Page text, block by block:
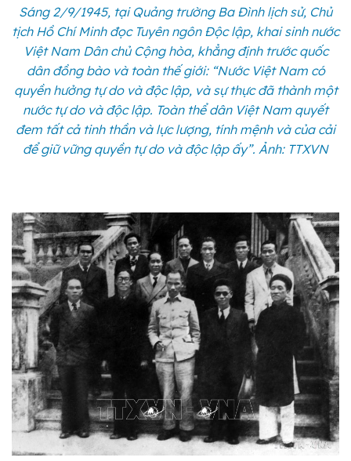
Sáng 2/9/1945, tại Quảng trường Ba Đình lịch sử, Chủ
tịch Hồ Chí Minh đọc Tuyên ngôn Độc lập, khai sinh nước
Việt Nam Dân chủ Cộng hòa, khẳng định trước quốc
dân đồng bào và toàn thế giới: “Nước Việt Nam có
quyền hưởng tự do và độc lập, và sự thực đã thành một
nước tự do và độc lập. Toàn thể dân Việt Nam quyết
đem tất cả tinh thần và lực lượng, tính mệnh và của cải
để giữ vững quyền tự do và độc lập ấy”. Ảnh: TTXVN